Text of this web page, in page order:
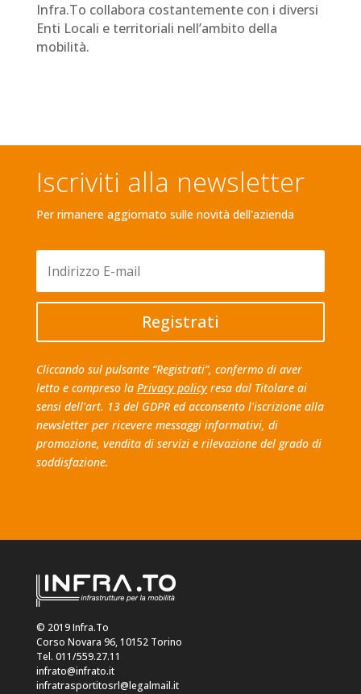
Infra.To collabora costantemente con i diversi
Enti Locali e territoriali nell’ambito della
mobilità.
Iscriviti alla newsletter
Per rimanere aggiornato sulle novità dell'azienda
Registrati
Cliccando sul pulsante “Registrati”, confermo di aver
letto e compreso la Privacy policyresa dal Titolare ai
sensi dell'art. 13 del GDPR ed acconsento l'iscrizione alla
newsletter per ricevere messaggi informativi, di
promozione, vendita di servizi e rilevazione del grado di
soddisfazione.
© 2019 Infra.To
Corso Novara 96, 10152 Torino
Tel. 011/559.27.11
infrato@infrato.it
infratrasportitosrl@legalmail.it